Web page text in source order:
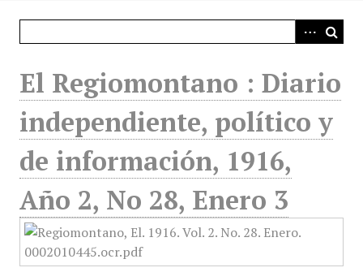
El Regiomontano : Diario
independiente, político y
de información, 1916,
Año 2, No 28, Enero 3